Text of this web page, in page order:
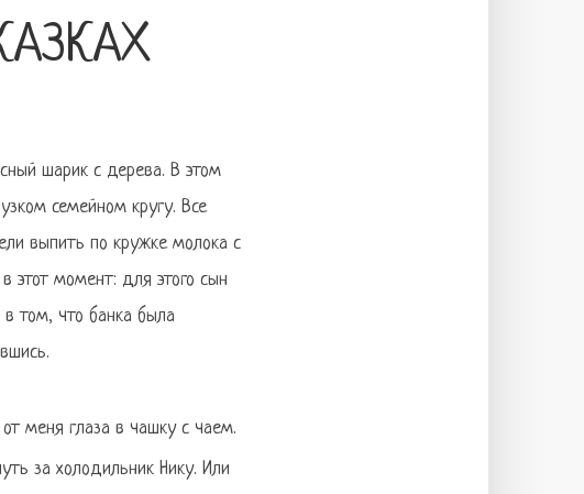
шарик с дерева. В этом
семейном кругу. Все
выпить по кружке молока с
этот момент: для этого сын
том, что банка была
меня глаза в чашку с чаем.
за холодильник Нику. Или